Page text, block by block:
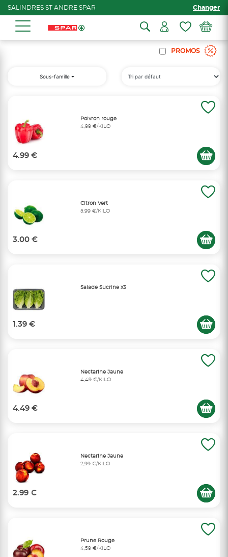
SALINDRES ST ANDRE SPAR Changer
PROMOS
Sous-famille
Poivron rouge
4,99 €/KILO
4.99 €
Citron Vert
5,99 €/KILO
3.00 €
Salade Sucrine x3
1.39 €
Nectarine Jaune
4,49 €/KILO
4.49 €
Nectarine Jaune
2,99 €/KILO
2.99 €
Prune Rouge
4,59 €/KILO